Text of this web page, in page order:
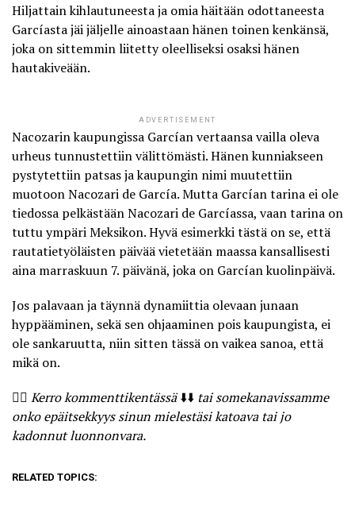
Hiljattain kihlautuneesta ja omia häitään odottaneesta
Garcíasta jäi jäljelle ainoastaan hänen toinen kenkänsä,
joka on sittemmin liitetty oleelliseksi osaksi hänen
hautakiveään.
ADVERTISEMENT
Nacozarin kaupungissa Garcían vertaansa vailla oleva
urheus tunnustettiin välittömästi. Hänen kunniakseen
pystytettiin patsas ja kaupungin nimi muutettiin
muotoon Nacozari de García. Mutta Garcían tarina ei ole
tiedossa pelkästään Nacozari de Garcíassa, vaan tarina on
tuttu ympäri Meksikon. Hyvä esimerkki tästä on se, että
rautatietyöläisten päiväävietetään maassa kansallisesti
aina marraskuun 7. päivänä, joka on Garcían kuolinpäivä.
Jos palavaan ja täynnä dynamiittia olevaan junaan
hyppääminen, sekä sen ohjaaminen pois kaupungista, ei
ole sankaruutta, niin sitten tässä on vaikea sanoa, että
mikä on.
🤷‍♀️ Kerro kommenttikentässä⬇️⬇️ tai somekanavissamme
onko epäitsekkyys sinun mielestäsi katoava tai jo
kadonnut luonnonvara.
RELATED TOPICS: